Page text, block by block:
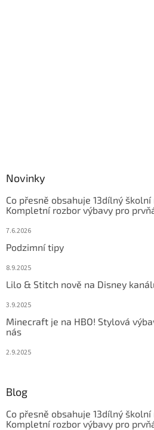
Novinky
Co přesně obsahuje 13dílný
Kompletní rozbor výbavy pro
7.6.2026
Podzimní tipy
8.9.2025
Lilo & Stitch nově na Disney
3.9.2025
Minecraft je na HBO! Stylová
nás
2.9.2025
Blog
Co přesně obsahuje 13dílný
Kompletní rozbor výbavy pro